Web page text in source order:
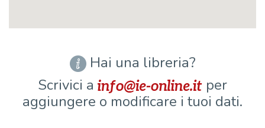
Hai una libreria?
Scrivici a
per
aggiungere o modificare i tuoi dati.